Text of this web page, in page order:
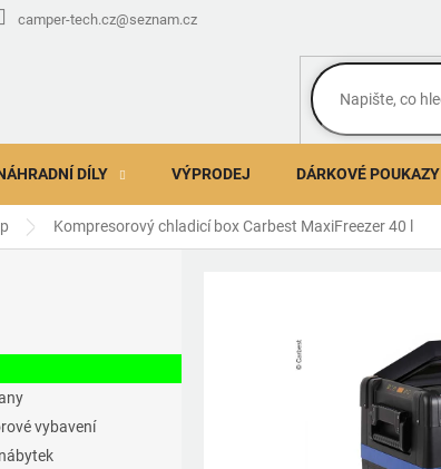
camper-tech.cz@seznam.cz
DÍLY VÝPRODEJ DÁRKOVÉ POUKAZY
Kompresorový chladicí box Carbest MaxiFreezer 40 l
vybavení